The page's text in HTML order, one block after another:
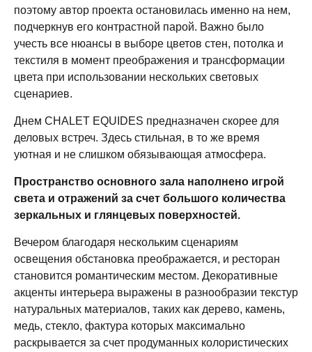
поэтому автор проекта остановилась именно на нем,
подчеркнув его контрастной парой. Важно было
учесть все нюансы в выборе цветов стен, потолка и
текстиля в момент преображения и трансформации
цвета при использовании нескольких световых
сценариев.
Днем CHALET EQUIDES предназначен скорее для
деловых встреч. Здесь стильная, в то же время
уютная и не слишком обязывающая атмосфера.
Пространство основного зала наполнено игрой
света и отражений за счет большого количества
зеркальных и глянцевых поверхностей.
Вечером благодаря нескольким сценариям
освещения обстановка преображается, и ресторан
становится романтическим местом. Декоративные
акценты интерьера выражены в разнообразии текстур
натуральных материалов, таких как дерево, камень,
медь, стекло, фактура которых максимально
раскрывается за счет продуманных колористических